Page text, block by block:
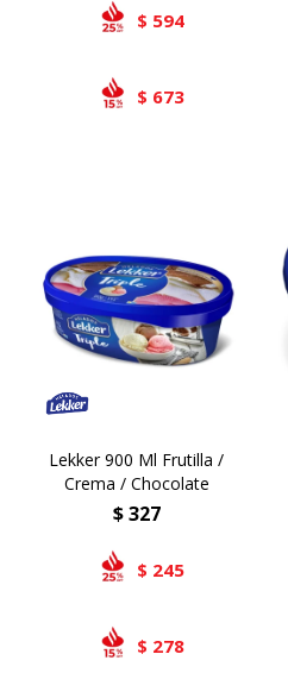
$ 594
$ 673
Lekker 900 Ml Frutilla /
Crema / Chocolate
$ 327
$ 245
$ 278